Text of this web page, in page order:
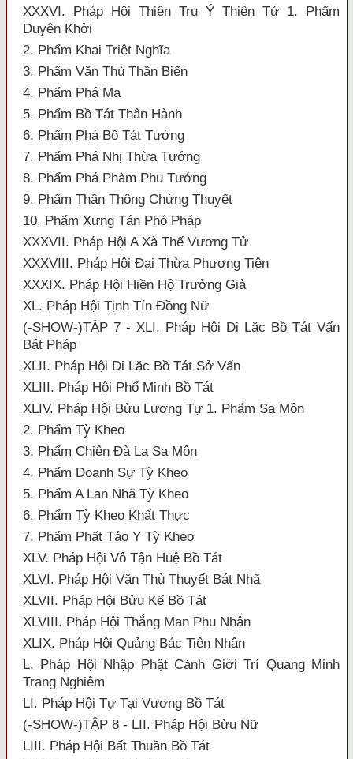
XXXVI. Pháp Hội Thiện Trụ Ý Thiên Tử 1. Phẩm
Duyên Khởi
2. Phẩm Khai Triệt Nghĩa
3. Phẩm Văn Thù Thần Biến
4. Phẩm Phá Ma
5. Phẩm Bồ Tát Thân Hành
6. Phẩm Phá Bồ Tát Tướng
7. Phẩm Phá Nhị Thừa Tướng
8. Phẩm Phá Phàm Phu Tướng
9. Phẩm Thần Thông Chứng Thuyết
10. Phẩm Xưng Tán Phó Pháp
XXXVII. Pháp Hội A Xà Thế Vương Tử
XXXVIII. Pháp Hội Đại Thừa Phương Tiện
XXXIX. Pháp Hội Hiền Hộ Trưởng Giả
XL. Pháp Hội Tịnh Tín Đồng Nữ
(-SHOW-)TẬP 7 - XLI. Pháp Hội Di Lặc Bồ Tát Vấn
Bát Pháp
XLII. Pháp Hội Di Lặc Bồ Tát Sở Vấn
XLIII. Pháp Hội Phổ Minh Bồ Tát
XLIV. Pháp Hội Bửu Lương Tự 1. Phẩm Sa Môn
2. Phẩm Tỳ Kheo
3. Phẩm Chiên Đà La Sa Môn
4. Phẩm Doanh Sự Tỳ Kheo
5. Phẩm A Lan Nhã Tỳ Kheo
6. Phẩm Tỳ Kheo Khất Thực
7. Phẩm Phất Tảo Y Tỳ Kheo
XLV. Pháp Hội Vô Tận Huệ Bồ Tát
XLVI. Pháp Hội Văn Thù Thuyết Bát Nhã
XLVII. Pháp Hội Bửu Kế Bồ Tát
XLVIII. Pháp Hội Thắng Man Phu Nhân
XLIX. Pháp Hội Quảng Bác Tiên Nhân
L. Pháp Hội Nhập Phật Cảnh Giới Trí Quang Minh
Trang Nghiêm
LI. Pháp Hội Tự Tại Vương Bồ Tát
(-SHOW-)TẬP 8 - LII. Pháp Hội Bửu Nữ
LIII. Pháp Hội Bất Thuần Bồ Tát